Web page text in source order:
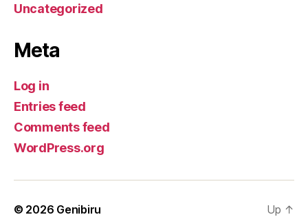
Uncategorized
Meta
Log in
Entries feed
Comments feed
WordPress.org
© 2026 Genibiru Up ↑